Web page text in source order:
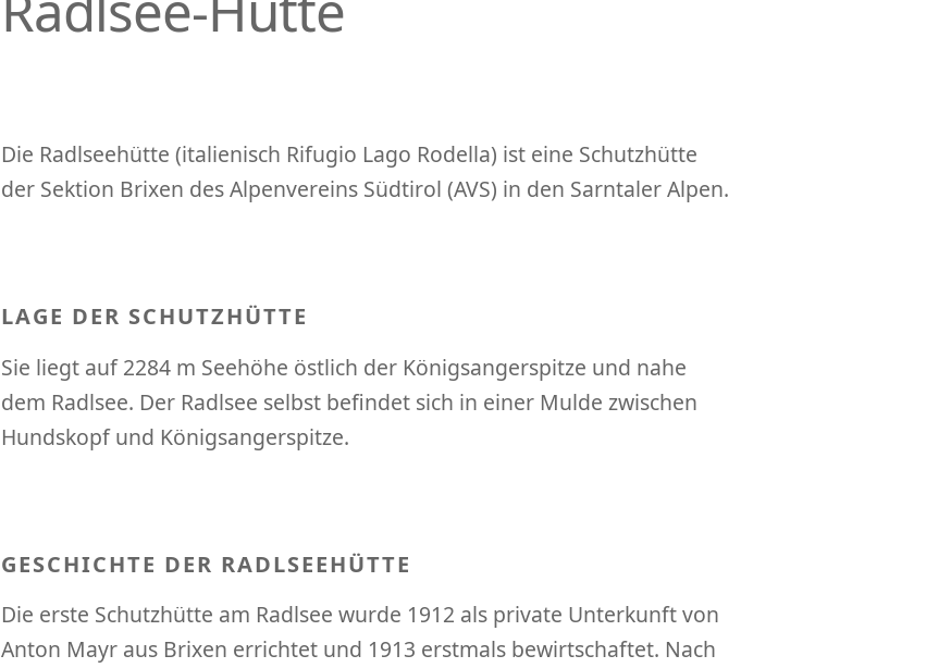
Die Radlseehütte (italienisch Rifugio Lago Rodella) ist eine Schutzhütte
der Sektion Brixen des Alpenvereins Südtirol (AVS) in den Sarntaler Alpen.
LAGE DER SCHUTZHÜTTE
Sie liegt auf 2284 m Seehöhe östlich der Königsangerspitze und nahe
dem Radlsee. Der Radlsee selbst befindet sich in einer Mulde zwischen
Hundskopf und Königsangerspitze.
GESCHICHTE DER RADLSEEHÜTTE
Die erste Schutzhütte am Radlsee wurde 1912 als private Unterkunft von
Anton Mayr aus Brixen errichtet und 1913 erstmals bewirtschaftet. Nach